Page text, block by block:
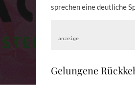
sprechen eine deutliche
anzeige
Gelungene